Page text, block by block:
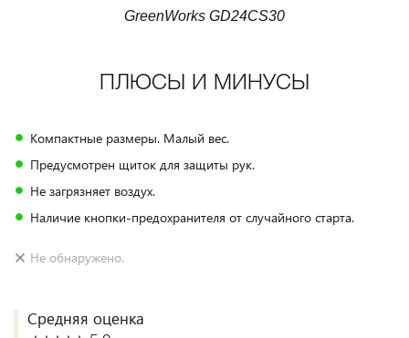
GreenWorks GD24CS30
ПЛЮСЫ И МИНУСЫ
Компактные размеры. Малый вес.
Предусмотрен щиток для защиты рук.
Не загрязняет воздух.
Наличие кнопки-предохранителя от случайного старта.
Не обнаружено.
Средняя оценка